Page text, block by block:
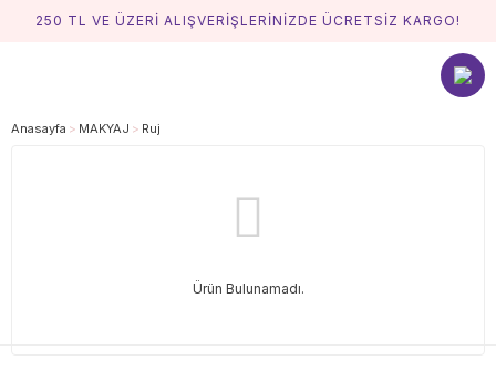
250 TL VE ÜZERİ ALIŞVERİŞLERİNİZDE ÜCRETSİZ KARGO!
Anasayfa MAKYAJ Ruj
Ürün Bulunamadı.